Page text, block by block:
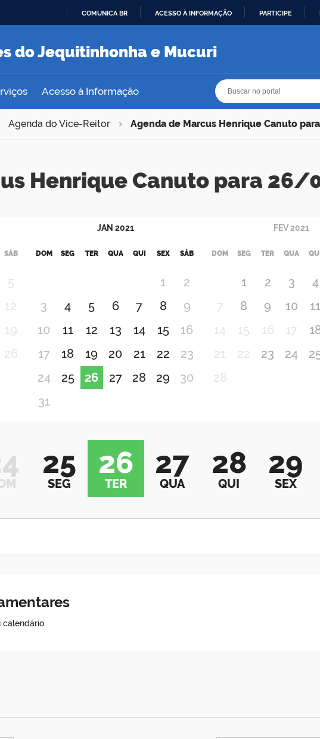
O
COMUNICA BR ACESSO À INFORMAÇÃO PARTICIPE
do Jequitinhonha e Mucuri
Acesso à Informação
Agenda do Vice-Reitor Agenda de Marcus Henrique Canuto
Henrique Canuto para
SÁB
5
12
19
26
JAN 2021
DOM SEG TER QUA QUI SEX SÁB
1
2
3
4 5 6 7 8
9
10
11 12 13 14 15
16
17
18 19 20 21 22
23
24
25 26 27 28 29
30
31
FEV 2021
DOM SEG TER QUA QUI
1 2 3 4
7
8 9 10 11
14
15 16 17
21
22 23 24
28
25
SEG
26
TER
27
QUA
28
QUI
29
SEX
calendário